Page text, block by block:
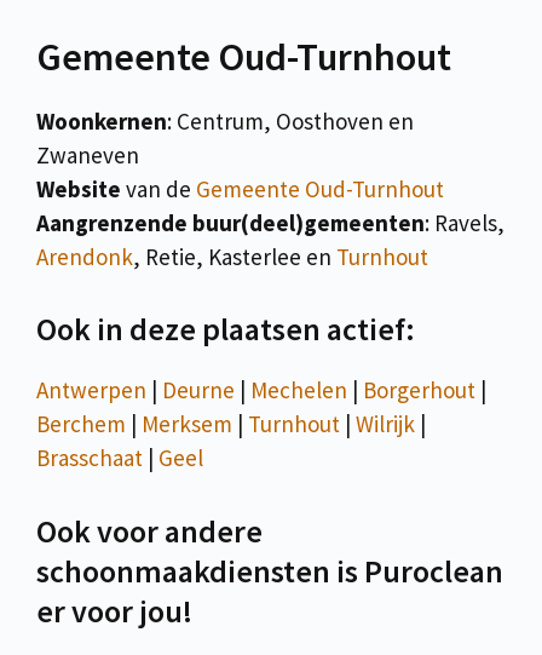
Gemeente Oud-Turnhout
Woonkernen: Centrum, Oosthoven en
Zwaneven
Website van de Gemeente Oud-Turnhout
Aangrenzende buur(deel)gemeenten: Ravels,
Arendonk, Retie, Kasterlee en Turnhout
Ook in deze plaatsen actief:
Antwerpen | Deurne | Mechelen | Borgerhout |
Berchem | Merksem | Turnhout | Wilrijk |
Brasschaat | Geel
Ook voor andere
schoonmaakdiensten is Puroclean
er voor jou!